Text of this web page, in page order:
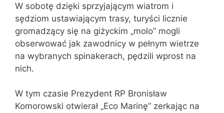
W sobotę dzięki sprzyjającym wiatrom i
sędziom ustawiającym trasy, turyści licznie
gromadzący się na giżyckim „molo” mogli
obserwować jak zawodnicy w pełnym wietrze
na wybranych spinakerach, pędzili wprost na
nich.
W tym czasie Prezydent RP Bronisław
Komorowski otwierał „Eco Marinę” zerkając na